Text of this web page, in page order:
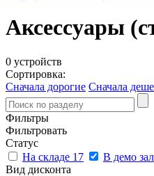
Аксессуары
0 устройств
Сортировка:
Сначала дорогие Сначала
Фильтры
Фильтровать
Статус
На складе 17 В демо
Вид дисконта